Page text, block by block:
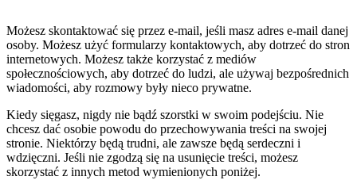
Możesz skontaktować się przez e-mail, jeśli masz adres e-mail danej
osoby. Możesz użyć formularzy kontaktowych, aby dotrzeć do stron
internetowych. Możesz także korzystać z mediów
społecznościowych, aby dotrzeć do ludzi, ale używaj bezpośrednich
wiadomości, aby rozmowy były nieco prywatne.
Kiedy sięgasz, nigdy nie bądź szorstki w swoim podejściu. Nie
chcesz dać osobie powodu do przechowywania treści na swojej
stronie. Niektórzy będą trudni, ale zawsze będą serdeczni i
wdzięczni. Jeśli nie zgodzą się na usunięcie treści, możesz
skorzystać z innych metod wymienionych poniżej.